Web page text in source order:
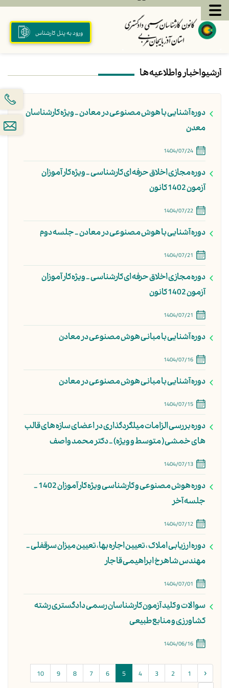
ورود به پنل کارشناس
آرشیو اخبار و اطلاعیه ها
دوره آشنایی با هوش مصنوعی در معادن - ویژه کارشناسان
معدن
1404/07/24
دوره مجازی اخلاق حرفه ای کارشناسی - ویژه کارآموزان
آزمون 1402 کانون
1404/07/22
دوره آشنایی با هوش مصنوعی در معادن - جلسه دوم
1404/07/21
دوره مجازی اخلاق حرفه ای کارشناسی - ویژه کارآموزان
آزمون 1402 کانون
1404/07/21
دوره آشنایی با مبانی هوش مصنوعی در معادن
1404/07/16
دوره آشنایی با مبانی هوش مصنوعی در معادن
1404/07/15
دوره بررسی الزامات میلگردگذاری در اعضای سازه های قالب
های خمشی ( متوسط و ویژه) - دکتر محمد واصف
1404/07/13
دوره هوش مصنوعی و کارشناسی ویژه کارآموزان 1402 -
جلسه آخر
1404/07/12
دوره ارزیابی املاک ، تعیین اجاره بها، تعیین میزان سرقفلی -
مهندس شاهرخ ابراهیمی قاجار
1404/07/01
سوالات و کلید آزمون کارشناسان رسمی دادگستری رشته
کشاورزی و منابع طبیعی
1404/06/16
‹
1
2
3
4
5
6
7
8
9
10